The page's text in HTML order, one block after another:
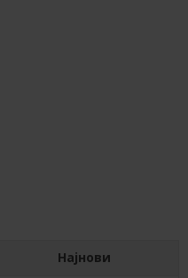
Најнови